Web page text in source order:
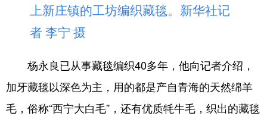
上新庄镇的工坊编织藏毯。新华社记
者 李宁 摄
杨永良已从事藏毯编织40多年，他向记者介绍，
加牙藏毯以深色为主，用的都是产自青海的天然绵羊
毛，俗称“西宁大白毛”，还有优质牦牛毛，织出的藏毯